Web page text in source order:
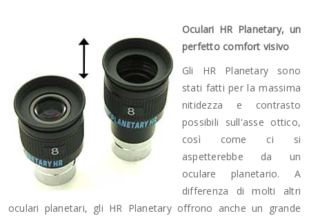
Oculari HR Planetary, un
perfetto comfort visivo
Gli HR Planetary sono
stati fatti per la massima
nitidezza e contrasto
possibili sull'asse ottico,
così come ci si
aspetterebbe da un
oculare planetario. A
differenza di molti altri
oculari planetari, gli HR Planetary offrono anche un grande